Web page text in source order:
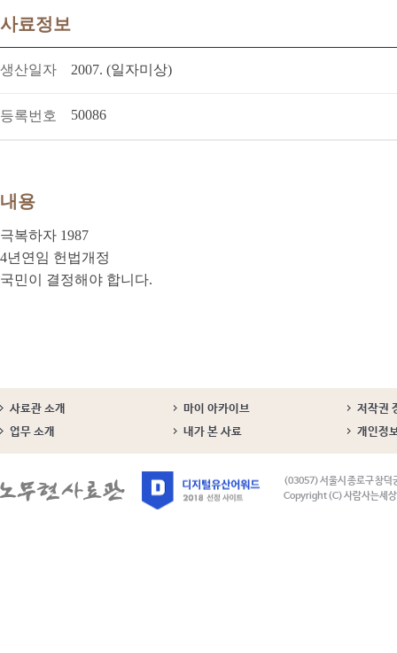
사료정보
생산일자 2007. (일자미상)
등록번호 50086
내용
극복하자 1987
4년연임 헌법개정
국민이 결정해야 합니다.
사료관 소개 마이 아카이브
저작권
업무 소개
내가 본 사료 개인정
(03057) 서울시 종로구 창덕
Copyright (C) 사람사는세